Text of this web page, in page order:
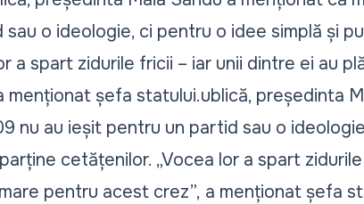
o ideologie, ci pentru o idee simplă și
a spart zidurile fricii – iar unii dintre ei au
menționat șefa statului.ublică, președinta
nu au ieșit pentru un partid sau o
cetățenilor. „Vocea lor a spart
pentru acest crez”, a menționat șefa